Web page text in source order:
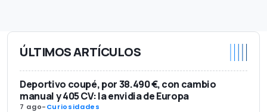
ÚLTIMOS ARTÍCULOS
Deportivo coupé, por 38.490 €, con cambio
manual y 405 CV: la envidia de Europa
7 ago-Curiosidades